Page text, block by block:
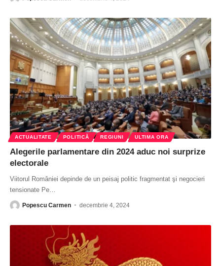
ACTUALITATE POLITICĂ REGIUNI ULTIMA ORA
Alegerile parlamentare din 2024 aduc noi surprize
electorale
Viitorul României depinde de un peisaj politic fragmentat şi negocieri
tensionate Pe
Popescu Carmen decembrie 4, 2024